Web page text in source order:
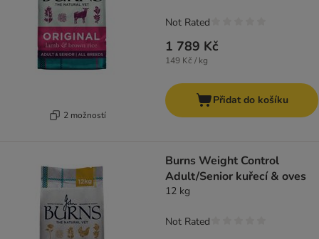
2 možností
1 789 Kč
149 Kč / kg
Not Rated
Přidat do košíku
Burns Weight Control
Adult/Senior kuřecí & oves
12 kg
Not Rated